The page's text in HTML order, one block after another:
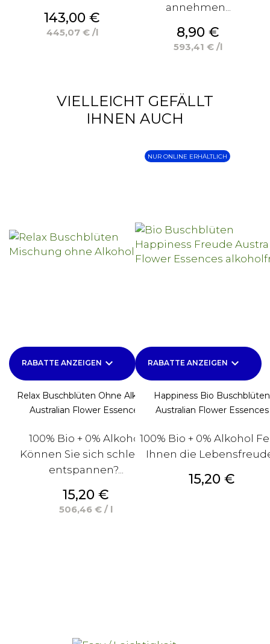
Preis
143,00 €
445,07 € /l
annehmen...
Preis
8,90 €
593,41 € /l
VIELLEICHT GEFÄLLT
IHNEN AUCH
RABATTE ANZEIGEN keyboard_arrow_down
Relax Buschblüten Ohne Alkohol
Australian Flower Essences
100% Bio + 0% Alkohol
Können Sie sich schlecht
entspannen?...
Preis
15,20 €
506,46 € / l
RABATTE ANZEIGEN keyboard_arrow_down
Happiness Bio Buschblüten
Australian Flower Essences
100% Bio + 0% Alkohol
Ihnen die
Preis
15,20 €
NUR ONLINE ERHÄLTLICH